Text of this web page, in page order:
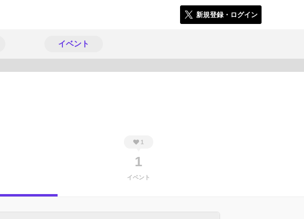
新規登録・ログイン
イベント
1
1
イベント